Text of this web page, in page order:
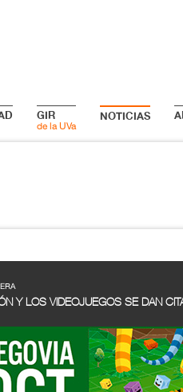
GIR
de la UVa
NOTICIAS
Y LOS VIDEOJUEGOS SE DAN